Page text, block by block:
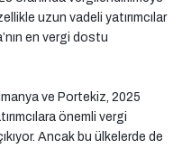
uzun vadeli yatırımcılar
en vergi dostu
ve Portekiz, 2025
önemli vergi
Ancak bu ülkelerde de